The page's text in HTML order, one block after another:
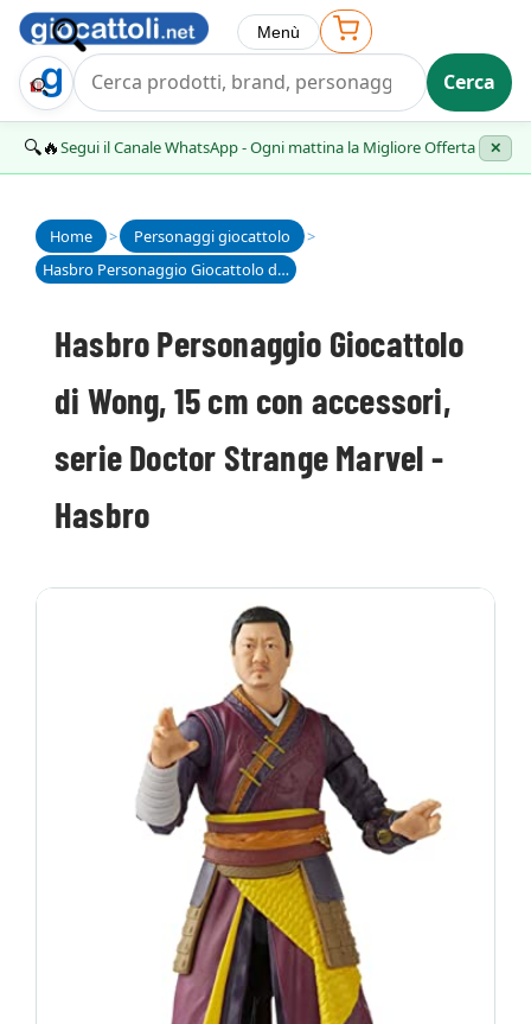
Trova Regalo Cerca
Menù
🔍🔥Segui il Canale WhatsApp - Ogni mattina la Migliore Offerta ✕
Home > Personaggi giocattolo
>
Hasbro Personaggio Giocattolo di Wong, 15 cm con accessori, serie Doctor Strange Marvel - Hasbro
Hasbro Personaggio Giocattolo
di Wong, 15 cm con accessori,
serie Doctor Strange Marvel -
Hasbro